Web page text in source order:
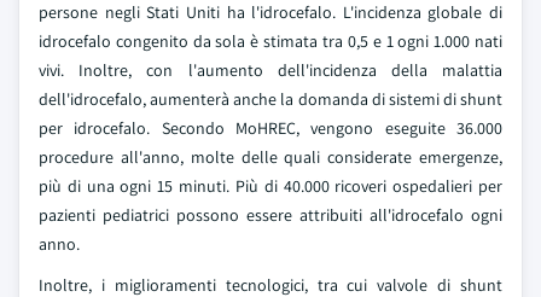
persone negli Stati Uniti ha l'idrocefalo. L'incidenza globale di
idrocefalo congenito da sola è stimata tra 0,5 e 1 ogni 1.000 nati
vivi. Inoltre, con l'aumento dell'incidenza della malattia
dell'idrocefalo, aumenterà anche la domanda di sistemi di shunt
per idrocefalo. Secondo MoHREC, vengono eseguite 36.000
procedure all'anno, molte delle quali considerate emergenze,
più di una ogni 15 minuti. Più di 40.000 ricoveri ospedalieri per
pazienti pediatrici possono essere attribuiti all'idrocefalo ogni
anno.
Inoltre, i miglioramenti tecnologici, tra cui valvole di shunt